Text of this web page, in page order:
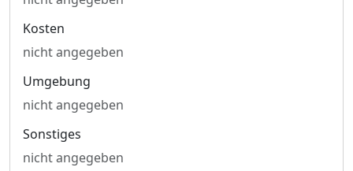
Kosten
nicht angegeben
Umgebung
nicht angegeben
Sonstiges
nicht angegeben